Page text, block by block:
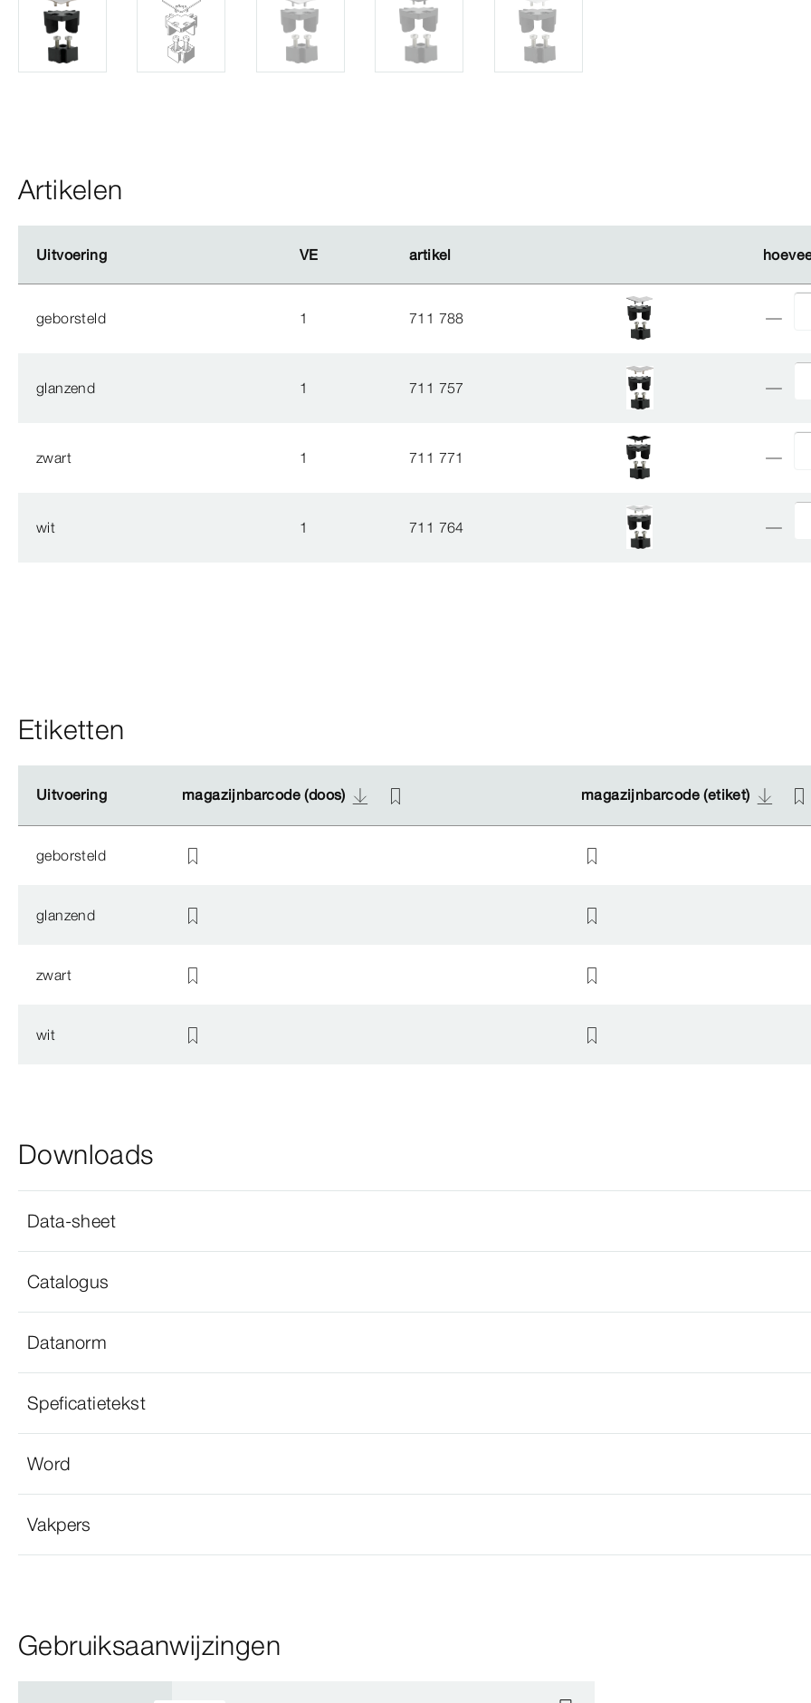
Artikelen
Uitvoering VE artikel
Uitvoering VE artikel
geborsteld 1 711 788
glanzend 1 711 757
zwart 1 711 771
wit 1 711 764
Etiketten
Uitvoering magazijnbarcode (doos) magazijnbarcode (etiket)
Uitvoering magazijnbarcode (doos) magazijnbarcode (etiket)
geborsteld
glanzend
zwart
wit
Downloads
Data-sheet
Catalogus
Datanorm
Speficatietekst
Word
Vakpers
Gebruiksaanwijzingen